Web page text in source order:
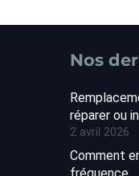
Nos
réparer ou
2 avril 2026
Comment